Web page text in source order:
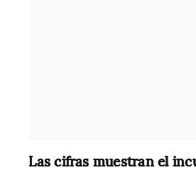
Las cifras muestran el